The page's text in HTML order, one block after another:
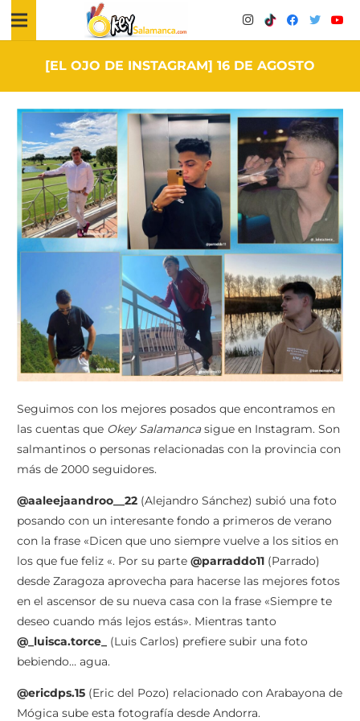
[EL OJO DE INSTAGRAM] 16 DE AGOSTO
Seguimos con los mejores posados que encontramos en
las cuentas que Okey Salamancasigue en Instagram. Son
salmantinos o personas relacionadas con la provincia con
más de 2000 seguidores.
@aaleejaandroo__22 (Alejandro Sánchez) subió una foto
posando con un interesante fondo a primeros de verano
con la frase «Dicen que uno siempre vuelve a los sitios en
los que fue feliz «. Por su parte @parraddo11 (Parrado)
desde Zaragoza aprovecha para hacerse las mejores fotos
en el ascensor de su nueva casa con la frase «Siempre te
deseo cuando más lejos estás». Mientras tanto
@_luisca.torce_
(Luis Carlos) prefiere subir una foto
bebiendo… agua.
@ericdps.15 (Eric del Pozo) relacionado con Arabayona de
Mógica sube esta fotografía desde Andorra.